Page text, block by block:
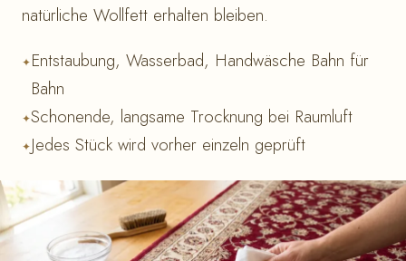
natürliche Wollfett erhalten bleiben.
Entstaubung, Wasserbad, Handwäsche Bahn für
Bahn
Schonende, langsame Trocknung bei Raumluft
Jedes Stück wird vorher einzeln geprüft